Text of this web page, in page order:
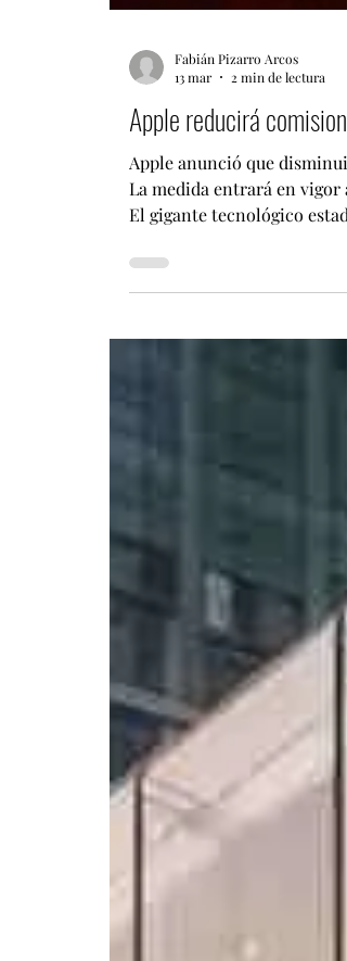
Fabián Pizarro Arcos
13 mar
2 min de lectura
Apple reducirá
Apple anunció que
El gigante tecnológico
aplicaciones en la parte